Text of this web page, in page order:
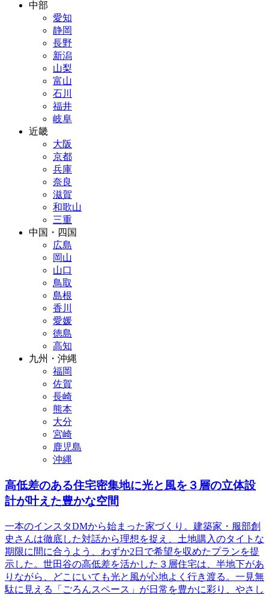
中部
愛知
静岡
長野
新潟
山梨
富山
石川
福井
岐阜
近畿
大阪
京都
兵庫
奈良
滋賀
和歌山
三重
中国・四国
広島
岡山
山口
鳥取
島根
香川
愛媛
徳島
高知
九州・沖縄
福岡
佐賀
長崎
熊本
大分
宮崎
鹿児島
沖縄
高低差のある住宅密集地に光と風を３層の立体設
計が叶えた豊かな空間
一本のインスタDMから始まった家づくり。建築家・服部創
史さんは徹底した対話から理想を捉え、土地購入のタイトな
期限に間に合うよう、わずか2日で希望を収めたプランを提
示した。世田谷の高低差を活かした３層住宅は、半地下があ
りながら、どこにいても光と風が心地よく行き渡る。一見無
駄に見える「ごろんスペース」が日常を豊かに彩り、やさし